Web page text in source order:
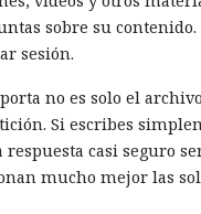
sobre su contenido.
sesión.
no es solo el
Si escribes
casi seguro
mucho mejor las